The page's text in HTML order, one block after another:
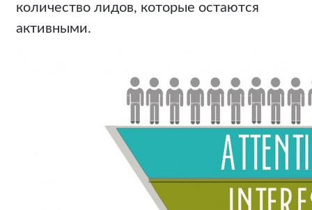
количество лидов, которые остаются
активными.